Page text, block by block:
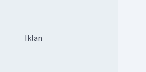
Iklan